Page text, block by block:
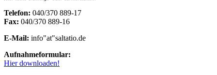
Telefon: 040/370 889-17
Fax: 040/370 889-16
E-Mail: info"at"saltatio.de
Aufnahmeformular:
Hier downloaden!